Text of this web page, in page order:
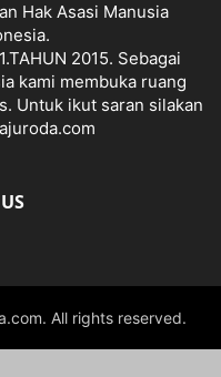
Hak Asasi Manusia
2015. Sebagai
kami membuka ruang
Untuk ikut saran silakan
All rights reserved.